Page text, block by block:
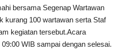
bersama Segenap Wartawan
kurang 100 wartawan serta Staf
kegiatan tersebut.Acara
WIB sampai dengan selesai.